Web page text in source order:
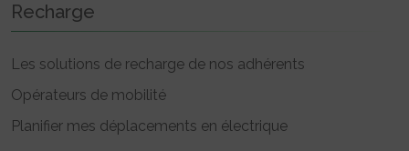
Recharge
Les solutions de recharge de nos adhérents
Opérateurs de mobilité
Planifier mes déplacements en électrique